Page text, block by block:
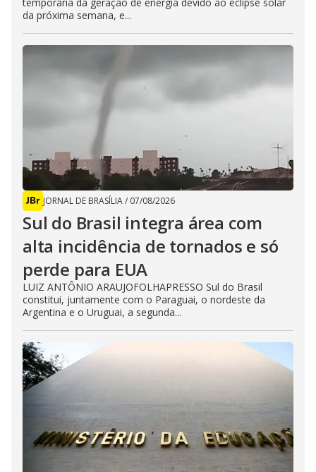
da próxima semana, e...
JORNAL DE BRASÍLIA/ 07/08/2026
Sul do Brasil integra área com
alta incidência de tornados e só
perde para EUA
LUIZ ANTÔNIO ARAUJOFOLHAPRESSO Sul do Brasil
constitui, juntamente com o Paraguai, o nordeste da
Argentina e o Uruguai, a segunda...